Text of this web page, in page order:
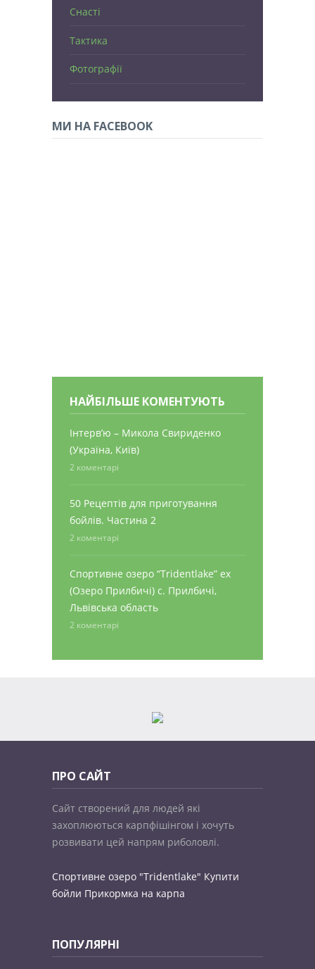
Снасті
Тактика
Фотографії
МИ НА FACEBOOK
НАЙБІЛЬШЕ КОМЕНТУЮТЬ
Інтерв’ю – Микола Свириденко
(Україна, Київ)
2 коментарі
50 Рецептів для приготування
бойлів. Частина 2
2 коментарі
Спортивне озеро “Tridentlake” ex
(Озеро Прилбичі) с. Прилбичі,
Львівська область
2 коментарі
ПРО САЙТ
Сайт створений для людей які
захоплюються карпфішінгом і хочуть
розвивати цей напрям риболовлі.
Спортивне озеро "Tridentlake" Купити
бойли Прикормка на карпа
ПОПУЛЯРНІ